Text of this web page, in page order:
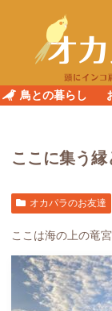
鳥との暮らし
ここに集う縁
オカパラのお友達
ここは海の上の竜